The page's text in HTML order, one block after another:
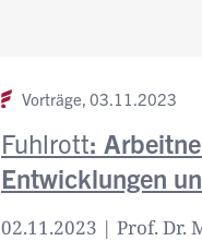
Vorträge, 03.11.2023
Fuhlrott:
Entwicklungen
02.11.2023 | Prof. Dr.